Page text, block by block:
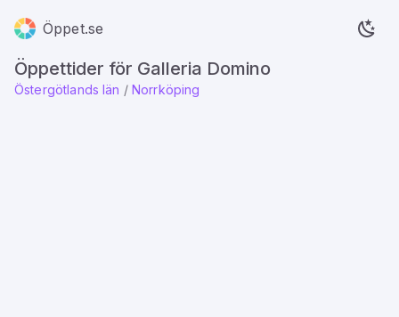
Öppet.se
Öppettider för Galleria Domino
Östergötlands län / Norrköping